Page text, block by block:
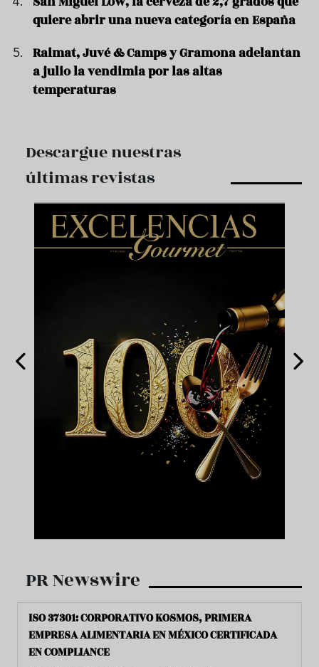
quiere abrir una nueva categoría en España
Raimat, Juvé & Camps y Gramona adelantan
a julio la vendimia por las altas
temperaturas
Descargue nuestras
últimas revistas
PR Newswire
ISO 37301: CORPORATIVO KOSMOS, PRIMERA
EMPRESA ALIMENTARIA EN MÉXICO CERTIFICADA
EN COMPLIANCE